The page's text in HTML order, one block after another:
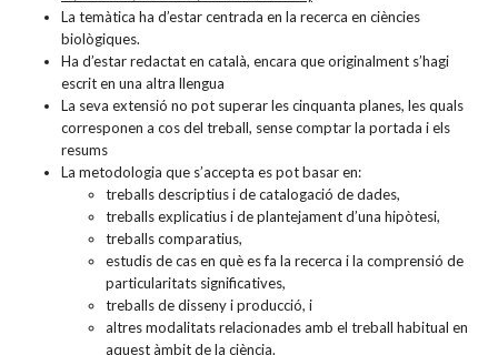
La temàtica ha d’estar centrada en la recerca en ciències
biològiques.
Ha d’estar redactat en català, encara que originalment s’hagi
escrit en una altra llengua
La seva extensió no pot superar les cinquanta planes, les quals
corresponen a cos del treball, sense comptar la portada i els
resums
La metodologia que s’accepta es pot basar en:
treballs descriptius i de catalogació de dades,
treballs explicatius i de plantejament d’una hipòtesi,
treballs comparatius,
estudis de cas en què es fa la recerca i la comprensió de
particularitats significatives,
treballs de disseny i producció, i
altres modalitats relacionades amb el treball habitual en
aquest àmbit de la ciència.